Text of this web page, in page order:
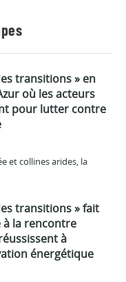
transitions » en
où les acteurs
pour lutter contre
et collines arides, la
transitions » fait
à la rencontre
à
énergétique